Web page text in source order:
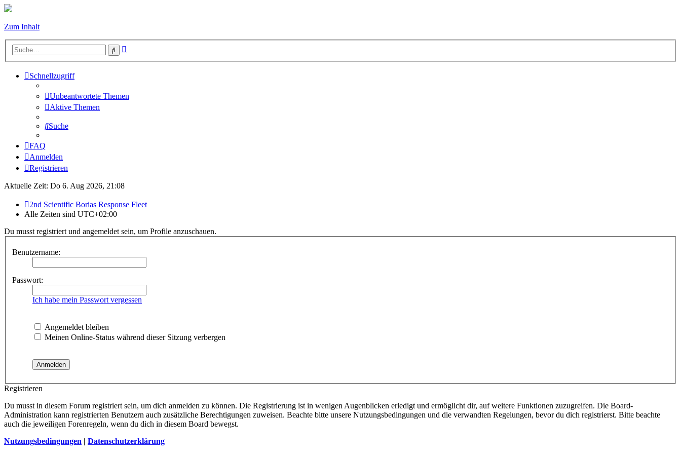
Zum Inhalt
Suche
Schnellzugriff
Unbeantwortete Themen
Aktive Themen
Suche
FAQ
Anmelden
Registrieren
Aktuelle Zeit: Do 6. Aug 2026, 21:08
2nd Scientific Borias Response Fleet
Alle Zeiten sind UTC+02:00
Du musst registriert und angemeldet sein, um Profile anzuschauen.
Benutzername:
Passwort:
Ich habe mein Passwort vergessen
Angemeldet bleiben
Meinen Online-Status während dieser Sitzung verbergen
Registrieren
Du musst in diesem Forum registriert sein, um dich anmelden zu können. Die Registrierung ist in wenigen Augenblicken erledigt und ermöglicht dir, auf weitere Funktionen zuzugreifen. Die Board-
Administration kann registrierten Benutzern auch zusätzliche Berechtigungen zuweisen. Beachte bitte unsere Nutzungsbedingungen und die verwandten Regelungen, bevor du dich registrierst. Bitte beachte
auch die jeweiligen Forenregeln, wenn du dich in diesem Board bewegst.
Nutzungsbedingungen | Datenschutzerklärung